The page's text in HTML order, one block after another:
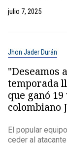
julio 7, 2025
Jhon Jader Durán
"Deseamos
temporada
que ganó
colombiano
El popular
ceder al